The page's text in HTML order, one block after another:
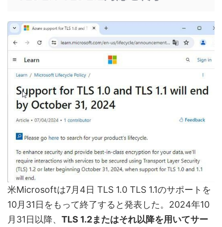
米Microsoftは7月4日 TLS 1.0 TLS 1.1のサポートを
10月31日をもって終了すると発表した。2024年10
月31日以降、 TLS 1.2またはそれ以降を用いてサー